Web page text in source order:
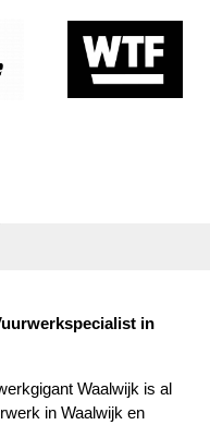
in
Waalwijk is al
in Waalwijk en